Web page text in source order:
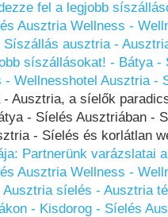
fel a legjobb
Ausztria Wellness -
Síszállás ausztria -
síszállásokat! - Bátya
- Wellnesshotel Ausztria -
Ausztria, a síelők
- Síelés Ausztriában -
- Síelés és korlátlan
Partnerünk varázslatai
Ausztria Wellness -
Ausztria síelés - Ausztria
- Kisdorog - Síelés